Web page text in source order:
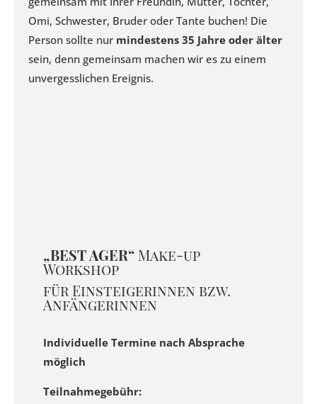
Omi, Schwester, Bruder oder Tante buchen! Die
Person sollte nur mindestens 35 Jahre oder älter
sein, denn gemeinsam machen wir es zu einem
unvergesslichen Ereignis.
„BEST AGER“ Make-up
Workshop
für Einsteigerinnen bzw.
Anfängerinnen
Individuelle Termine nach Absprache
möglich
Teilnahmegebühr: